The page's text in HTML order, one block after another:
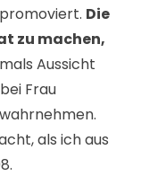
Die
zu machen,
Aussicht
Frau
als ich aus